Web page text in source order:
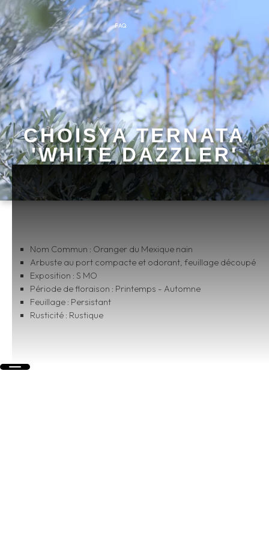
FAQ
CHOISYA TERNATA
'WHITE DAZZLER'
Nom Commun : Oranger du Mexique nain
Arbuste au port compacte et odorant, feuillage découpé
Exposition : S MO
Période de floraison : Printemps - Automne
Feuillage : Persistant
Rusticité : Rustique